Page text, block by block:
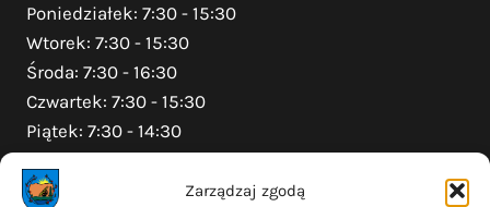
Zarządzaj zgodą
Poniedziałek: 7:30 - 15:30
Wtorek: 7:30 - 15:30
Środa: 7:30 - 16:30
Czwartek: 7:30 - 15:30
Piątek: 7:30 - 14:30